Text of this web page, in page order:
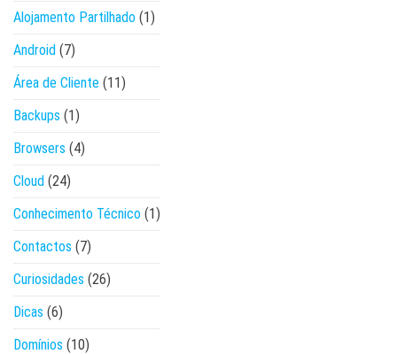
Alojamento Partilhado (1)
Android (7)
Área de Cliente (11)
Backups (1)
Browsers (4)
Cloud (24)
Conhecimento Técnico (1)
Contactos (7)
Curiosidades (26)
Dicas (6)
Domínios (10)